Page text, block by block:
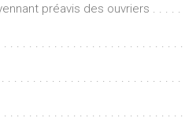
préavis des ouvriers . . . . .
. . . . . . . . . . . . . . . . . . . . . . . . . . .
. . . . . . . . . . . . . . . . . . . . . . . . . . .
. . . . . . . . . . . . . . . . . . . . . . . . . . .